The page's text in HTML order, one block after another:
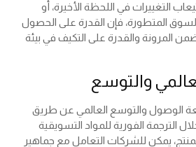
التغييرات في اللحظة الأخيرة، أو
المتطورة، فإن القدرة على الحصول
المرونة والقدرة على التكيف في بيئة
الوصول والتوسع العالمي عن طريق
الترجمة الفورية للمواد التسويقية
يمكن للشركات التعامل مع جماهير